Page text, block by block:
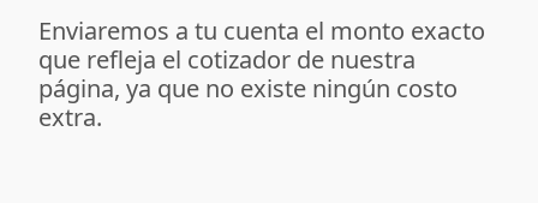
Enviaremos a tu cuenta el monto exacto
que refleja el cotizador de nuestra
página, ya que no existe ningún costo
extra.